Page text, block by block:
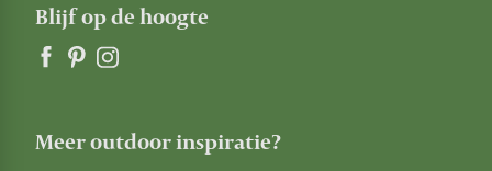
Blijf op de hoogte
Meer outdoor inspiratie?